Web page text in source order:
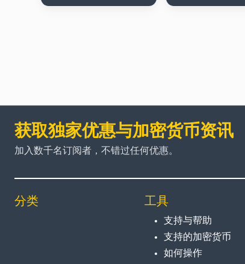
获取独家优惠与加密货币资讯
加入数千名订阅者，不错过任何优惠。
分类 工具
支持与帮助
支持的加密货币
如何操作